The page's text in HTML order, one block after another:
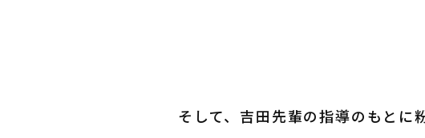
そして、吉田先輩の指導のもとに